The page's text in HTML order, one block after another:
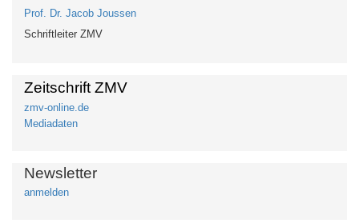
Prof. Dr. Jacob Joussen
Schriftleiter ZMV
Zeitschrift ZMV
zmv-online.de
Mediadaten
Newsletter
anmelden